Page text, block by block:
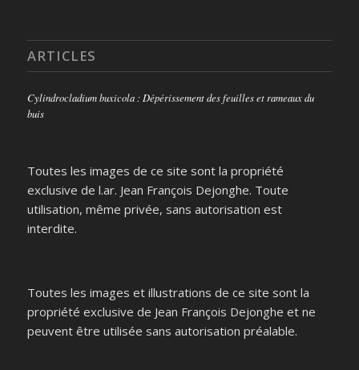
ARTICLES
Cylindrocladium buxicola : Dépérissement des feuilles et rameaux du
buis
Toutes les images de ce site sont la propriété
exclusive de l.ar. Jean François Dejonghe. Toute
utilisation, même privée, sans autorisation est
interdite.
Toutes les images et illustrations de ce site sont la
propriété exclusive de Jean François Dejonghe et ne
peuvent être utilisée sans autorisation préalable.